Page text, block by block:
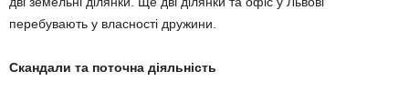
перебувають у власності дружини.
Скандали та поточна діяльність